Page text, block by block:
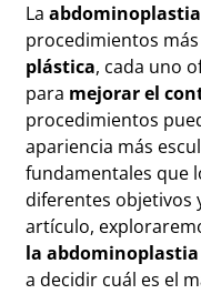
La abdominoplastia
procedimientos
plástica, cada uno
para mejorar el
procedimientos
apariencia más
fundamentales que
diferentes objetivos
artículo,
la
a decidir cuál es el